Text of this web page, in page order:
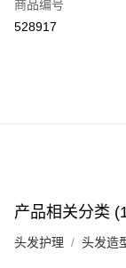
Apple Pay
相关说明
銀行匯款 請將存款
eshop@colourmix-
运送方式
商品编号
528917
产品相关分类
头发护理 头发造